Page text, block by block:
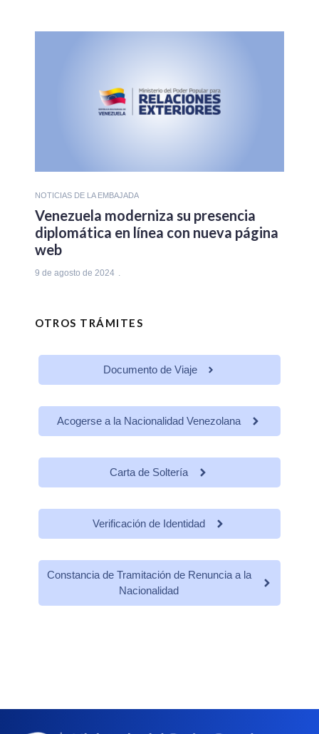
NOTICIAS DE LA EMBAJADA
Venezuela moderniza su presencia
diplomática en línea con nueva página
web
9 de agosto de 2024
OTROS TRÁMITES
Documento de Viaje
Acogerse a la Nacionalidad Venezolana
Carta de Soltería
Verificación de Identidad
Constancia de Tramitación de Renuncia a la
Nacionalidad